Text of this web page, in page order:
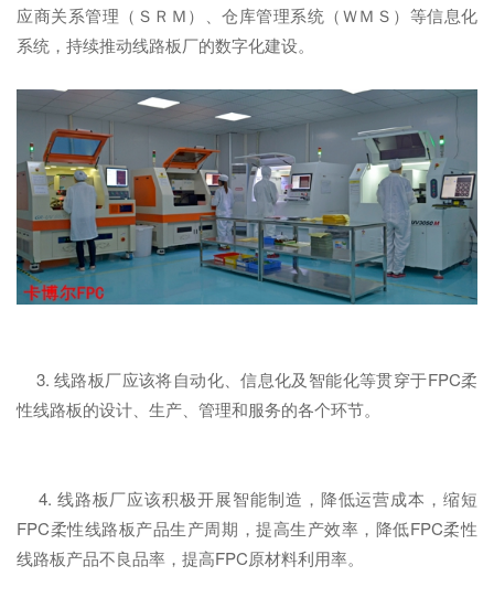
应商关系管理（ＳＲＭ）、仓库管理系统（ＷＭＳ）等信息化
系统，持续推动线路板厂的数字化建设。
3. 线路板厂应该将自动化、信息化及智能化等贯穿于FPC柔
性线路板的设计、生产、管理和服务的各个环节。
4. 线路板厂应该积极开展智能制造，降低运营成本，缩短
FPC柔性线路板产品生产周期，提高生产效率，降低FPC柔性
线路板产品不良品率，提高FPC原材料利用率。